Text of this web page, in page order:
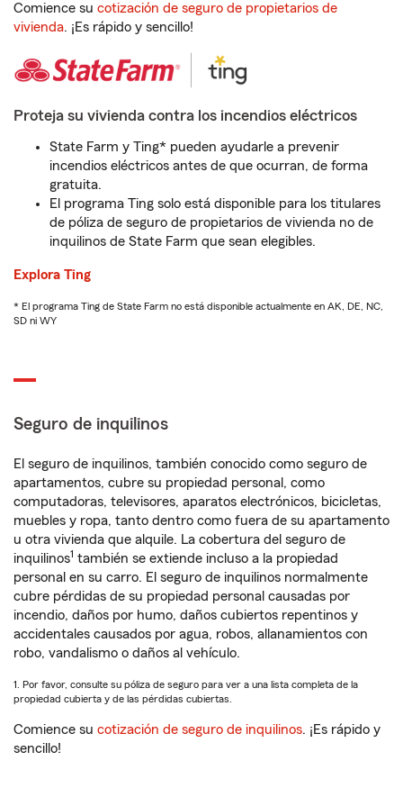
Comience su cotización de seguro de propietarios de
vivienda. ¡Es rápido y sencillo!
Proteja su vivienda contra los incendios eléctricos
State Farm y Ting* pueden ayudarle a prevenir
incendios eléctricos antes de que ocurran, de forma
gratuita.
El programa Ting solo está disponible para los titulares
de póliza de seguro de propietarios de vivienda no de
inquilinos de State Farm que sean elegibles.
Explora Ting
* El programa Ting de State Farm no está disponible actualmente en AK, DE, NC,
SD ni WY
Seguro de inquilinos
El seguro de inquilinos, también conocido como seguro de
apartamentos, cubre su propiedad personal, como
computadoras, televisores, aparatos electrónicos, bicicletas,
muebles y ropa, tanto dentro como fuera de su apartamento
u otra vivienda que alquile. La cobertura del seguro de
inquilinos1 también se extiende incluso a la propiedad
personal en su carro. El seguro de inquilinos normalmente
cubre pérdidas de su propiedad personal causadas por
incendio, daños por humo, daños cubiertos repentinos y
accidentales causados por agua, robos, allanamientos con
robo, vandalismo o daños al vehículo.
1. Por favor, consulte su póliza de seguro para ver a una lista completa de la
propiedad cubierta y de las pérdidas cubiertas.
Comience su cotización de seguro de inquilinos. ¡Es rápido y
sencillo!